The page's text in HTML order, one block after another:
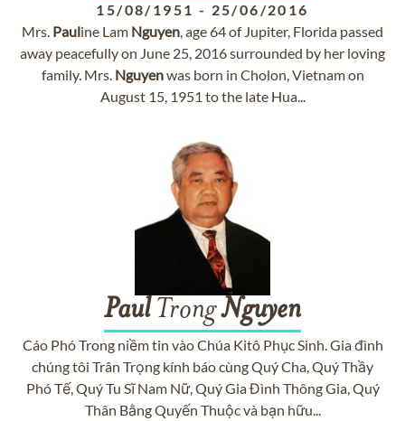
15/08/1951 - 25/06/2016
Mrs. Pauline Lam Nguyen, age 64 of Jupiter, Florida passed
away peacefully on June 25, 2016 surrounded by her loving
family. Mrs. Nguyenwas born in Cholon, Vietnam on
August 15, 1951 to the late Hua...
PaulTrongNguyen
Cáo Phó Trong niềm tin vào Chúa Kitô Phục Sinh. Gia đình
chúng tôi Trân Trọng kính báo cùng Quý Cha, Quý Thầy
Phó Tế, Quý Tu Sĩ Nam Nữ, Quý Gia Đình Thông Gia, Quý
Thân Bằng Quyến Thuộc và bạn hữu...